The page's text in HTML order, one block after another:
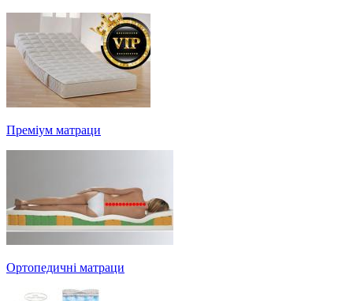
Преміум матраци
Ортопедичні матраци